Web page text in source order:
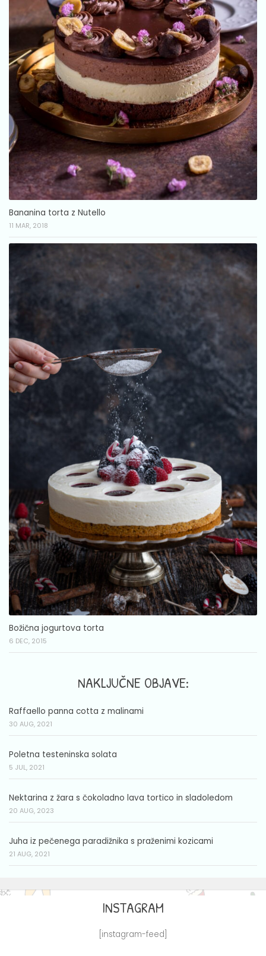
Bananina torta z Nutello
11 MAR, 2018
Božična jogurtova torta
6 DEC, 2015
NAKLJUČNE OBJAVE:
Raffaello panna cotta z malinami
30 AUG, 2021
Poletna testeninska solata
5 JUL, 2021
Nektarina z žara s čokoladno lava tortico in sladoledom
20 AUG, 2023
Juha iz pečenega paradižnika s praženimi kozicami
21 AUG, 2021
INSTAGRAM
[instagram-feed]